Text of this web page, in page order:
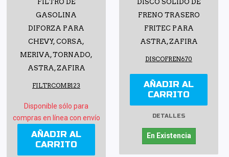
FILTRO DE
GASOLINA
DIFORZA PARA
CHEVY, CORSA,
MERIVA, TORNADO,
ASTRA, ZAFIRA
FILTRCOMB123
Disponible sólo para
compras en línea con envío
AÑADIR AL
CARRITO
DISCO SÓLIDO DE
FRENO TRASERO
FRITEC PARA
ASTRA, ZAFIRA
DISCOFREN670
AÑADIR AL
CARRITO
DETALLES
En Existencia